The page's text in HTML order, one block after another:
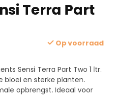
Terra Part
Op voorraad
Sensi Terra Part Two 1 ltr.
bloei en sterke planten.
opbrengst. Ideaal voor